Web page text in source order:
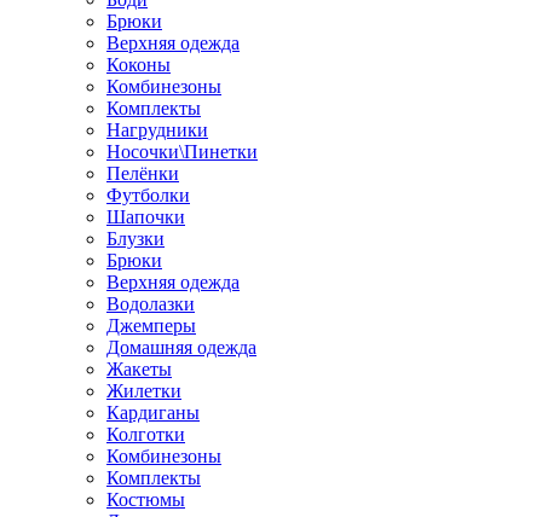
Брюки
Верхняя одежда
Коконы
Комбинезоны
Комплекты
Нагрудники
Носочки\Пинетки
Пелёнки
Футболки
Шапочки
Блузки
Брюки
Верхняя одежда
Водолазки
Джемперы
Домашняя одежда
Жакеты
Жилетки
Кардиганы
Колготки
Комбинезоны
Комплекты
Костюмы